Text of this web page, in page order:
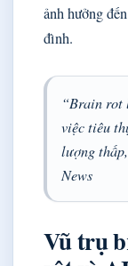
ảnh hưởng
đình.
“Brain rot
việc tiêu
lượng
News
Vũ trụ